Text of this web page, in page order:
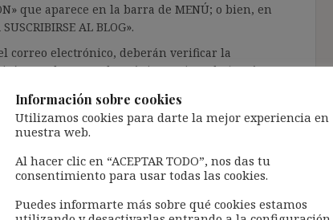
que aparece en la barra de MENÚ; o bien, en
AL BLOG».
correo electrónico, deberán verificar la
en el correo electrónico registrado (según
bandeja de «Spam»).
pueda causar.
del blog: https://ignasibeltran.com/politica-
temporal,contrato único,de Diego Porras 1,
Información sobre cookies
Utilizamos cookies para darte la mejor experiencia en
nuestra web.
Al hacer clic en “ACEPTAR TODO”, nos das tu
consentimiento para usar todas las cookies.
Puedes informarte más sobre qué cookies estamos